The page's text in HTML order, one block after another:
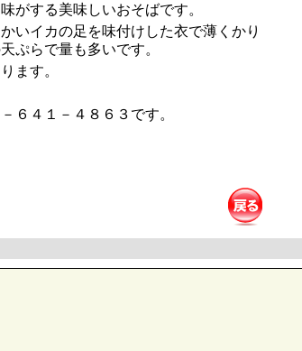
がする美味しいおそばです。
いイカの足を味付けした衣で薄くかり
ぷらで量も多いです。
ます。
６４１－４８６３です。